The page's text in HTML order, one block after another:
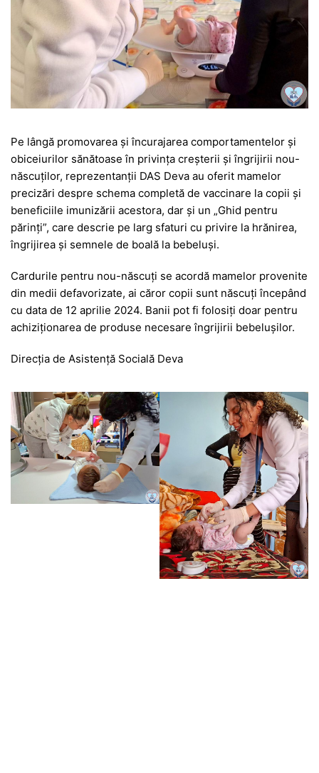
Pe lângă promovarea și încurajarea comportamentelor și
obiceiurilor sănătoase în privința creșterii și îngrijirii nou-
născuților, reprezentanții DAS Deva au oferit mamelor
precizări despre schema completă de vaccinare la copii și
beneficiile imunizării acestora, dar și un „Ghid pentru
părinți”, care descrie pe larg sfaturi cu privire la hrănirea,
îngrijirea și semnele de boală la bebeluși.
Cardurile pentru nou-născuți se acordă mamelor provenite
din medii defavorizate, ai căror copii sunt născuți începând
cu data de 12 aprilie 2024. Banii pot fi folosiți doar pentru
achiziționarea de produse necesare îngrijirii bebelușilor.
Direcția de Asistență Socială Deva